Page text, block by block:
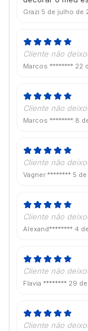
Grazi 5 de julho de
Cliente não
Marcos ******** 22
Cliente não
Marcos ******** 8
Cliente não
Vagner ******** 5
Cliente não
Alexand******** 4
Cliente não
Flavia ******** 29
Cliente não